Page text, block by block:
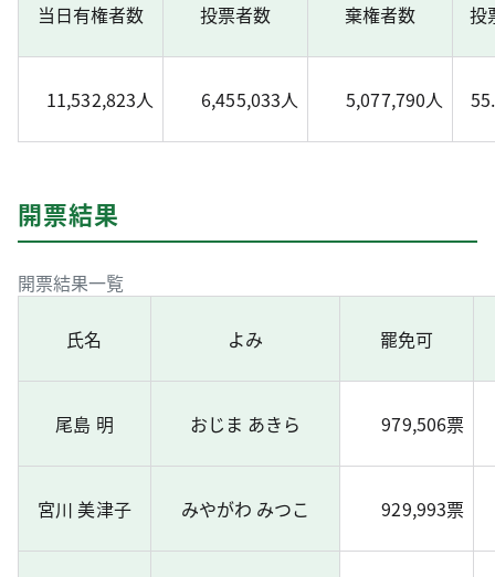
当日有権者数 投票者数 棄権者数 投
11,532,823人 6,455,033人 5,077,790人
開票結果
開票結果一覧
氏名 よみ 罷免可
尾島 明 おじま あきら 979,506票
宮川 美津子 みやがわ みつこ 929,993票